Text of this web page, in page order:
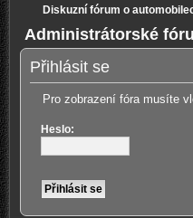
Diskuzní fórum o
Administrátorské
Přihlásit se
Pro zobrazení fóra musíte
Heslo: